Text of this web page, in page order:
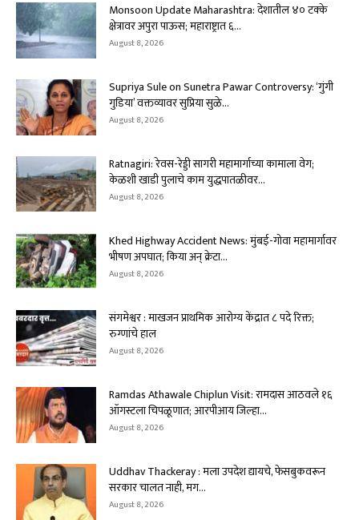
Monsoon Update Maharashtra: देशातील ४० टक्के
क्षेत्रावर अपुरा पाऊस; महाराष्ट्रात ६...
August 8, 2026
Supriya Sule on Sunetra Pawar Controversy: ‘गुंगी
गुडिया’ वक्तव्यावर सुप्रिया सुळे...
August 8, 2026
Ratnagiri: रेवस-रेड्डी सागरी महामार्गाच्या कामाला वेग;
केळशी खाडी पुलाचे काम युद्धपातळीवर...
August 8, 2026
Khed Highway Accident News: मुंबई-गोवा महामार्गावर
भीषण अपघात; किया अन् क्रेटा...
August 8, 2026
संगमेश्वर : माखजन प्राथमिक आरोग्य केंद्रात ८ पदे रिक्त;
रुग्णांचे हाल
August 8, 2026
Ramdas Athawale Chiplun Visit: रामदास आठवले १६
ऑगस्टला चिपळूणात; आरपीआय जिल्हा...
August 8, 2026
Uddhav Thackeray : मला उपदेश द्यायचे, फेसबुकवरून
सरकार चालत नाही, मग...
August 8, 2026